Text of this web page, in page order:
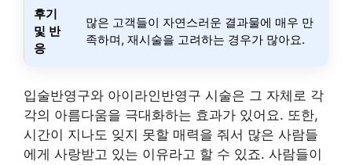
후기
및 반
응
많은 고객들이 자연스러운 결과물에 매우 만
족하며, 재시술을 고려하는 경우가 많아요.
입술반영구와 아이라인반영구 시술은 그 자체로 각
각의 아름다움을 극대화하는 효과가 있어요. 또한,
시간이 지나도 잊지 못할 매력을 줘서 많은 사람들
에게 사랑받고 있는 이유라고 할 수 있죠. 사람들이